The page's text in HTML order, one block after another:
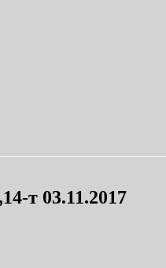
т 03.11.2017